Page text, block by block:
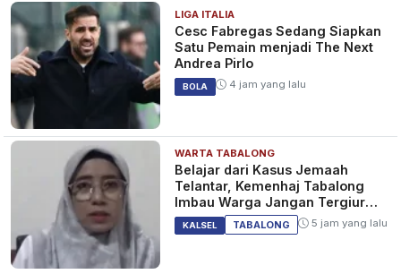
LIGA ITALIA
Cesc Fabregas Sedang Siapkan
Satu Pemain menjadi The Next
Andrea Pirlo
BOLA 4 jam yang lalu
WARTA TABALONG
Belajar dari Kasus Jemaah
Telantar, Kemenhaj Tabalong
Imbau Warga Jangan Tergiur
Umrah Murah
KALSEL TABALONG 5 jam yang lalu